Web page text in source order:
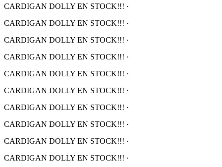
CARDIGAN DOLLY EN STOCK!!! ·
CARDIGAN DOLLY EN STOCK!!! ·
CARDIGAN DOLLY EN STOCK!!! ·
CARDIGAN DOLLY EN STOCK!!! ·
CARDIGAN DOLLY EN STOCK!!! ·
CARDIGAN DOLLY EN STOCK!!! ·
CARDIGAN DOLLY EN STOCK!!! ·
CARDIGAN DOLLY EN STOCK!!! ·
CARDIGAN DOLLY EN STOCK!!! ·
CARDIGAN DOLLY EN STOCK!!! ·